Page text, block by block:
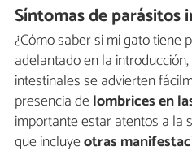
Síntomas de parásitos
¿Cómo saber si mi gato tiene
adelantado en la
intestinales se advierten
presencia delombrices en
importante estar atentos a la
que incluyeotras